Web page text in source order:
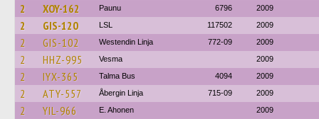
2 XOY-162 Paunu 6796 2009
2 GIS-120 LSL 117502 2009
2 GIS-102 Westendin Linja 772-09 2009
2 HHZ-995 Vesma 2009
2 IYX-365 Talma Bus 4094 2009
2 ATY-557 Åbergin Linja 715-09 2009
2 YIL-966 E. Ahonen 2009